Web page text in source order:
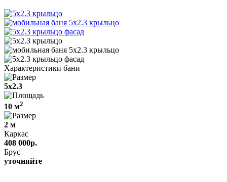
Характеристики бани
5x2.3
10 м2
2 м
Каркас
408 000р.
Брус
уточняйте